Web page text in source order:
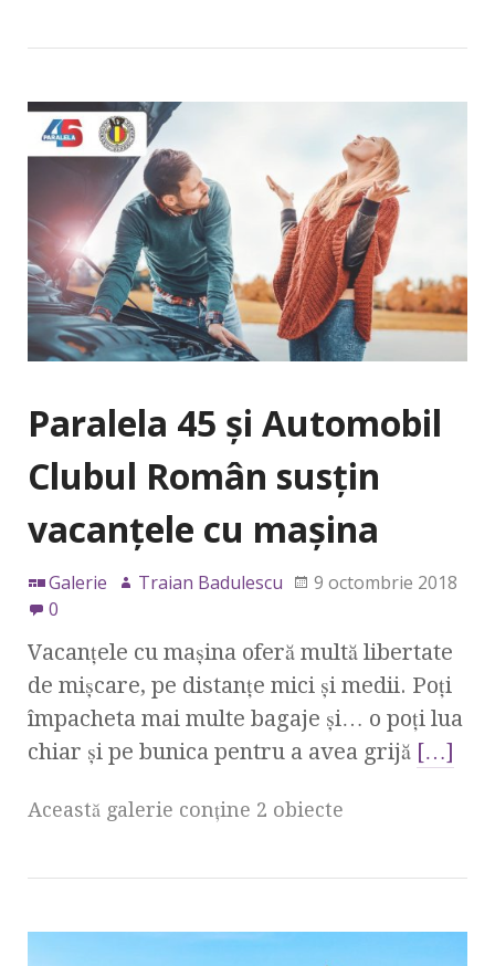
Paralela 45 și Automobil
Clubul Român susțin
vacanțele cu mașina
Galerie Traian Badulescu
9 octombrie 2018
0
Vacanțele cu mașina oferă multă libertate
de mișcare, pe distanțe mici și medii. Poți
împacheta mai multe bagaje și… o poți lua
chiar și pe bunica pentru a avea grijă […]
Această galerie conţine 2 obiecte